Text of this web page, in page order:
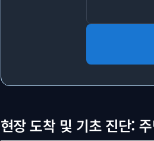
현장 도착 및 기초 진단: